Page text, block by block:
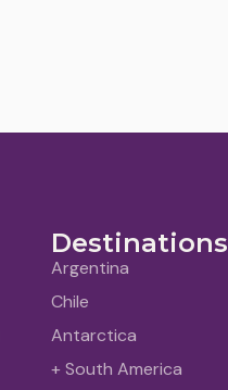
Destinations
Argentina
Chile
Antarctica
+ South America